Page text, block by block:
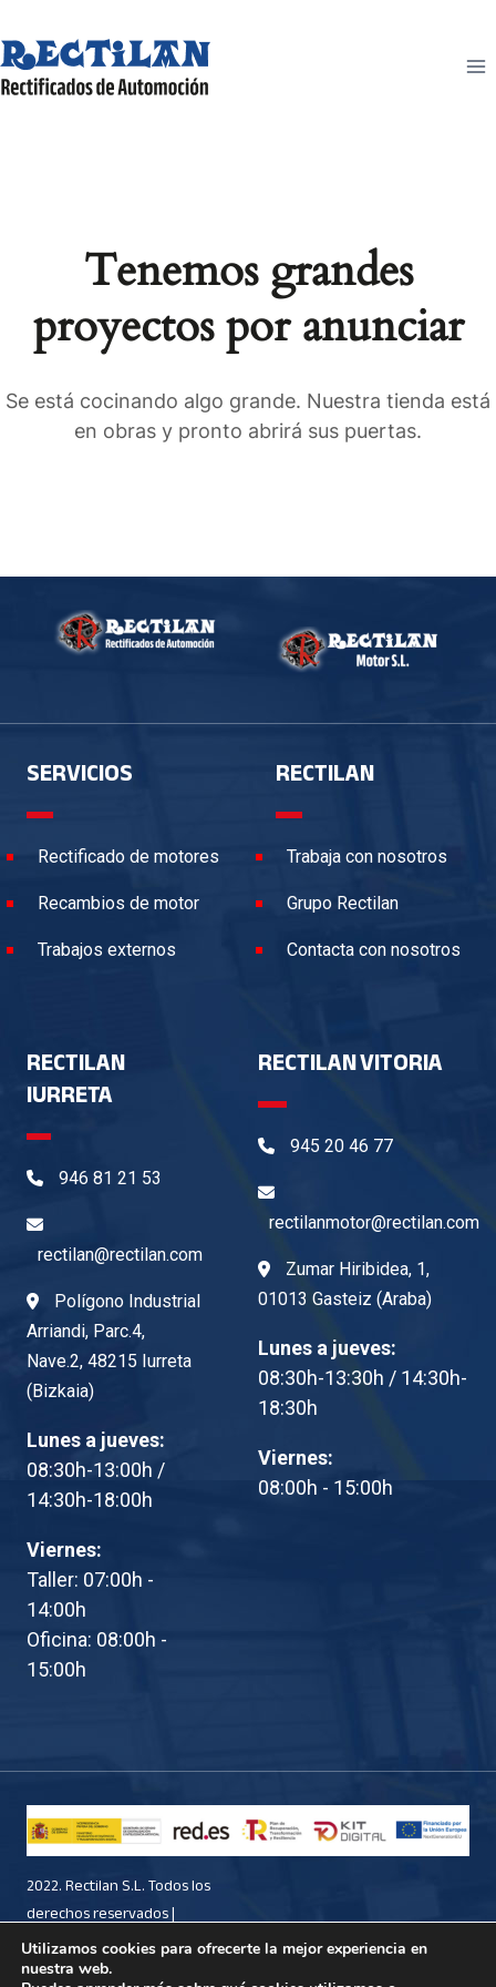
al
contenido
Tenemos grandes
proyectos por anunciar
Se está cocinando algo grande. Nuestra tienda está
en obras y pronto abrirá sus puertas.
SERVICIOS
Rectificado de motores
Recambios de motor
Trabajos externos
RECTILAN
Trabaja con nosotros
Grupo Rectilan
Contacta con nosotros
RECTILAN
IURRETA
946 81 21 53
rectilan@rectilan.com
Polígono Industrial
Arriandi, Parc.4,
Nave.2, 48215 Iurreta
(Bizkaia)
Lunes a jueves:
08:30h-13:00h /
14:30h-18:00h
Viernes:
Taller: 07:00h -
14:00h
Oficina: 08:00h -
15:00h
RECTILAN VITORIA
945 20 46 77
rectilanmotor@rectilan.com
Zumar Hiribidea, 1,
01013 Gasteiz (Araba)
Lunes a jueves:
08:30h-13:30h / 14:30h-
18:30h
Viernes:
08:00h - 15:00h
2022. Rectilan S.L. Todos los
derechos reservados |
Diseñado porFrikitek
Aviso Legal,Política de
Utilizamos cookies para ofrecerte la mejor experiencia en
nuestra web.